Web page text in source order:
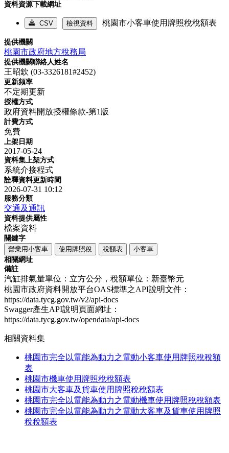
資料資源下載網址
CSV 檢視資料 桃園市小客車使用牌照稅稅額表
提供機關
桃園市政府地方稅務局
提供機關聯絡人姓名
王昭欽 (03-3326181#2452)
更新頻率
不定期更新
授權方式
政府資料開放授權條款-第1版
計費方式
免費
上架日期
2017-05-24
資料集上架方式
系統介接程式
詮釋資料更新時間
2026-07-31 10:12
服務分類
交通及通訊
資料提供屬性
檔案資料
關鍵字
營業用小客車
使用牌照稅 稅額表
小客車
相關網址
備註
汽缸排氣量單位：立方公分，稅額單位：新臺幣元
桃園市政府資料開放平台OAS標準之API說明文件：
https://data.tycg.gov.tw/v2/api-docs
Swagger產生API說明頁面網址：
https://data.tycg.gov.tw/opendata/api-docs
相關資料集
桃園市完全以電能為動力之電動小客車使用牌照稅稅額
表
桃園市機車使用牌照稅稅額表
桃園市大客車及貨車使用牌照稅稅額表
桃園市完全以電能為動力之電動機車使用牌照稅稅額表
桃園市完全以電能為動力之電動大客車及貨車使用牌照
稅稅額表